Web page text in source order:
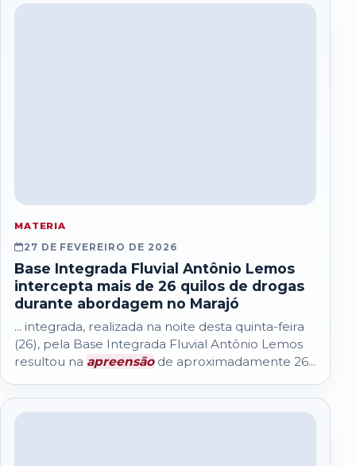
MATERIA
27 DE FEVEREIRO DE 2026
Base Integrada Fluvial Antônio Lemos
intercepta mais de 26 quilos de drogas
durante abordagem no Marajó
... integrada, realizada na noite desta quinta-feira
(26), pela Base Integrada Fluvial Antônio Lemos
resultou na apreensãode aproximadamente 26...